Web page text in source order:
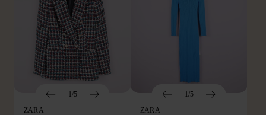
1/5
ZARA
1/5
ZARA